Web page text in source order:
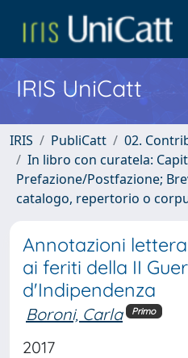
IRIS UniCatt
IRIS PubliCatt
02.
In libro con curatela:
Prefazione/Postfazione;
catalogo, repertorio o
Annotazioni
ai feriti della II
d'Indipendenza
Boroni, Carla Primo
2017